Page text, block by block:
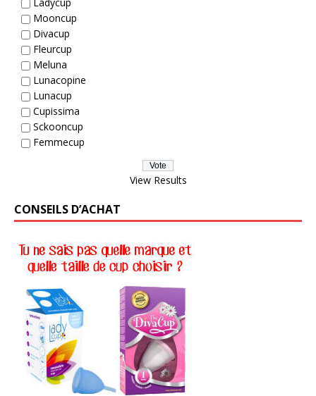
Mooncup
Divacup
Fleurcup
Meluna
Lunacopine
Lunacup
Cupissima
Sckooncup
Femmecup
View Results
CONSEILS D’ACHAT